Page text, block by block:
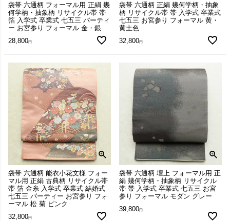
袋帯 六通柄 フォーマル用 正絹 幾
何学柄・抽象柄 リサイクル帯 帯
箔 入学式 卒業式 七五三 パーティ
ー お宮参り フォーマル 金・銀
28,800
袋帯 六通柄 正絹 幾何学柄・抽象
柄 リサイクル帯 帯 入学式 卒業式
七五三 お宮参り フォーマル 黄・
黄土色
32,800
袋帯 六通柄 能衣小花文様 フォー
マル用 正絹 古典柄 リサイクル帯
帯 箔 金糸 入学式 卒業式 結婚式
七五三 パーティー お宮参り フォ
ーマル 松 菊 ピンク
32,800
袋帯 六通柄 壇上 フォーマル用 正
絹 幾何学柄・抽象柄 リサイクル
帯 帯 入学式 卒業式 七五三 お宮
参り フォーマル モダン グレー
39,800